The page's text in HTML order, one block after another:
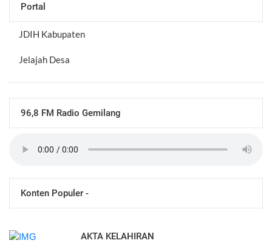
Portal
JDIH Kabupaten
Jelajah Desa
96,8 FM Radio Gemilang
Konten Populer -
AKTA KELAHIRAN